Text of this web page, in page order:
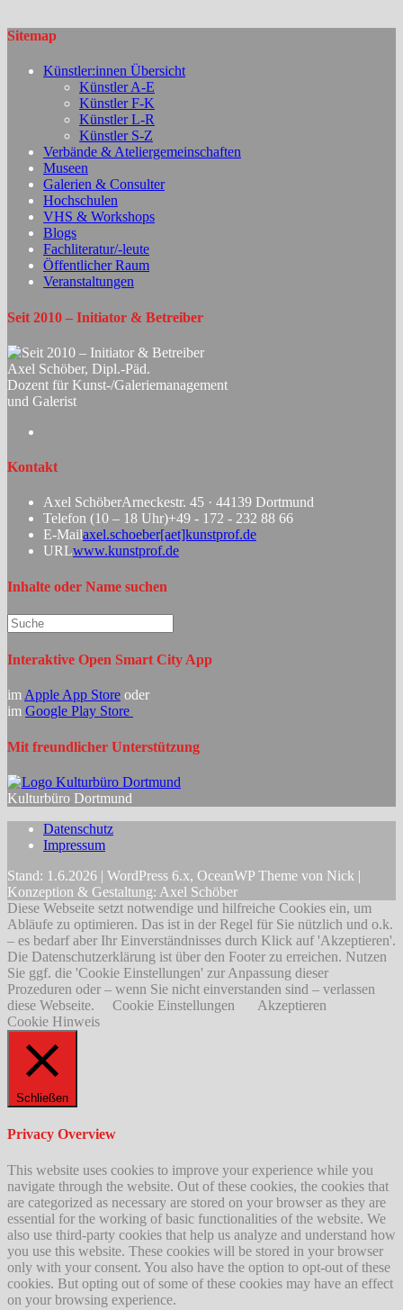
Sitemap
Künstler:innen Übersicht
Künstler A-E
Künstler F-K
Künstler L-R
Künstler S-Z
Verbände & Ateliergemeinschaften
Museen
Galerien & Consulter
Hochschulen
VHS & Workshops
Blogs
Fachliteratur/-leute
Öffentlicher Raum
Veranstaltungen
Seit 2010 – Initiator & Betreiber
Axel Schöber, Dipl.-Päd.
Dozent für Kunst-/Galeriemanagement
und Galerist
a
tab
Kontakt
Axel SchöberArneckestr. 45 · 44139 Dortmund
Telefon (10 – 18 Uhr)+49 - 172 - 232 88 66
E-Mailaxel.schoeber[aet]kunstprof.deOpens
URLwww.kunstprof.de
Inhalte oder Name suchen
Search
this
website
Interaktive Open Smart City App
imApple App Store oder
im Google Play Store
Mit freundlicher Unterstützung
Kulturbüro Dortmund
Datenschutz
Impressum
Stand: 1.6.2026 | WordPress 6.x, OceanWP Theme von Nick |
Konzeption & Gestaltung: Axel Schöber
Diese Webseite setzt notwendige und hilfreiche Cookies ein, um
Abläufe zu optimieren. Das ist in der Regel für Sie nützlich und o.k.
– es bedarf aber Ihr Einverständnisses durch Klick auf 'Akzeptieren'.
Die Datenschutzerklärung ist über den Footer zu erreichen. Nutzen
Sie ggf. die 'Cookie Einstellungen' zur Anpassung dieser
Prozeduren oder – wenn Sie nicht einverstanden sind – verlassen
diese Webseite.
Cookie Einstellungen
Akzeptieren
Cookie Hinweis
Schließen
Privacy Overview
This website uses cookies to improve your experience while you
navigate through the website. Out of these cookies, the cookies that
are categorized as necessary are stored on your browser as they are
essential for the working of basic functionalities of the website. We
also use third-party cookies that help us analyze and understand how
you use this website. These cookies will be stored in your browser
only with your consent. You also have the option to opt-out of these
cookies. But opting out of some of these cookies may have an effect
on your browsing experience.